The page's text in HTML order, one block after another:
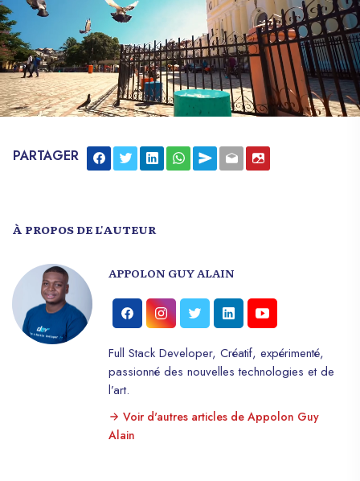
PARTAGER
À PROPOS DE L'AUTEUR
APPOLON GUY ALAIN
Full Stack Developer, Créatif, expérimenté,
passionné des nouvelles technologies et de
l’art.
Voir d'autres articles de Appolon Guy
Alain